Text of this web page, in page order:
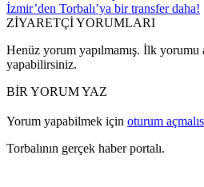
İzmir’den Torbalı’ya bir transfer daha!
ZİYARETÇİ YORUMLARI
Henüz yorum yapılmamış. İlk yorumu
yapabilirsiniz.
BİR YORUM YAZ
Yorum yapabilmek için oturum
Torbalının gerçek haber portalı.